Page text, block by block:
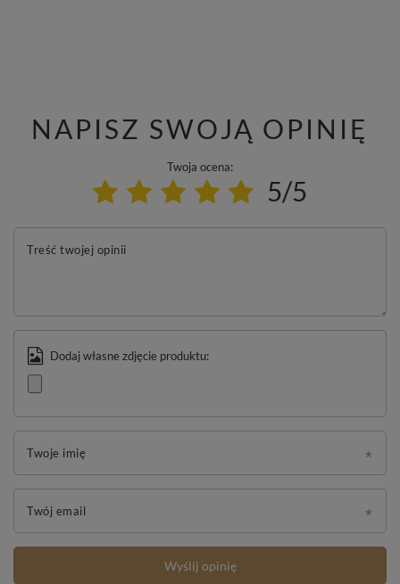
NAPISZ SWOJĄ OPINIĘ
Twoja ocena:
5/5
Treść twojej opinii
Dodaj własne zdjęcie produktu:
Twoje imię
Twój email
Wyślij opinię